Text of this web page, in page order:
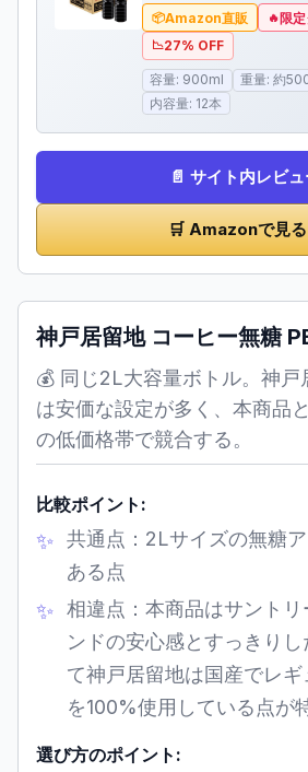
Amazon直販
限
27% OFF
容量: 900ml
重量: 約
内容量: 12本
📄 サイト内レビ
🛒 Amazonで見る
神戸居留地 コーヒー無糖
💰 同じ2L大容量ボトル。神戸
は安価な設定が多く、本商品
の低価格帯で競合する。
比較ポイント:
共通点：2Lサイズの無糖
ある点
相違点：本商品はサントリ
ンドの安心感とすっきり
て神戸居留地は国産でレ
を100%使用している点が
選び方のポイント: